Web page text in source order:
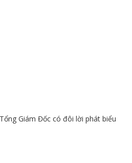
Giám Đốc có đôi lời phát biểu